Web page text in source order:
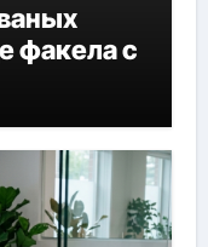
факела с